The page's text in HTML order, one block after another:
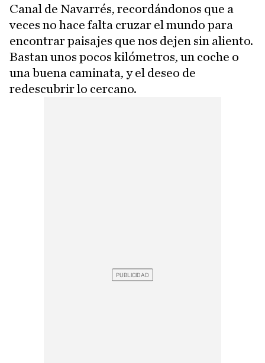
Canal de Navarrés, recordándonos que a
veces no hace falta cruzar el mundo para
encontrar paisajes que nos dejen sin aliento.
Bastan unos pocos kilómetros, un coche o
una buena caminata, y el deseo de
redescubrir lo cercano.